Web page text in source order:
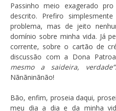
Passinho meio exagerado
descrito. Prefiro
problema, mas de jeito
domínio sobre minha vida. Já
corrente, sobre o cartão de
discussão com a Dona
mesmo a saideira, verdade”
Nãnãninãnão!
Bão, enfim, proseia daqui,
meu dia a dia e da minha